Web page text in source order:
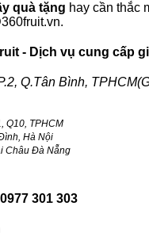
quà tặng hay cần thắc
- Dịch vụ cung cấp
Q.Tân Bình,
Q10, TPHCM
Hà Nội
Châu Đà Nẵng
301 303